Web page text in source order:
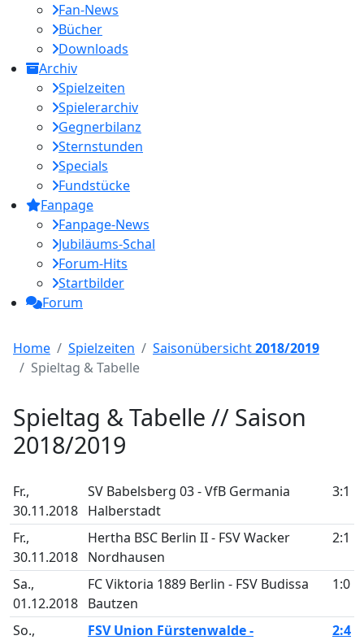
Fan-News
Bücher
Downloads
Archiv
Spielzeiten
Spielerarchiv
Gegnerbilanz
Sternstunden
Specials
Fundstücke
Fanpage
Fanpage-News
Jubiläums-Schal
Forum-Hits
Startbilder
Forum
Home Spielzeiten Saisonübersicht2018/2019
Spieltag & Tabelle
Spieltag & Tabelle // Saison
2018/2019
Fr.,
30.11.2018
SV Babelsberg 03 - VfB Germania
Halberstadt
3:1
Fr.,
30.11.2018
Hertha BSC Berlin II - FSV Wacker
Nordhausen
2:1
Sa.,
01.12.2018
FC Viktoria 1889 Berlin - FSV Budissa
Bautzen
1:0
So.,
FSV Union Fürstenwalde -
2:4